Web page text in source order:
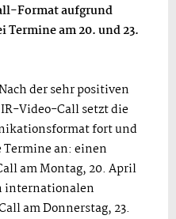
Format aufgrund
am 20. und 23.
der sehr positiven
Video-Call setzt die
fort und
an: einen
am Montag, 20. April
internationalen
am Donnerstag, 23.